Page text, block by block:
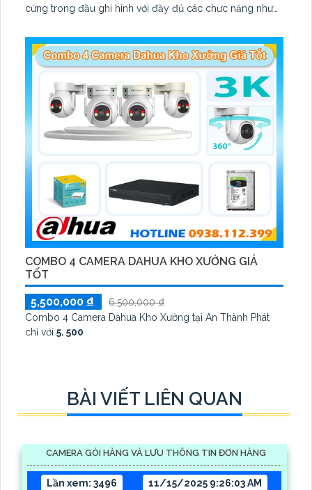
cứng trong đầu ghi hình với đầy đủ các chưc năng như
giám sát có màu vào ban đêm
COMBO 4 CAMERA DAHUA KHO XƯỞNG GIÁ
TỐT
5,500,000 ₫
6,500,000 ₫
Combo 4 Camera Dahua Kho Xưởng tại An Thành Phát
chỉ với 5. 500
BÀI VIẾT LIÊN QUAN
CAMERA GÓI HÀNG VÀ LƯU THÔNG TIN ĐƠN HÀNG
Lần xem: 3496
11/15/2025 9:26:03 AM